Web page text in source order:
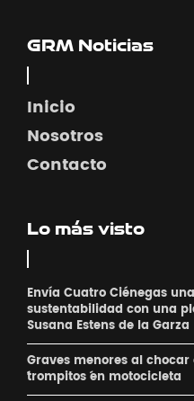
GRM Noticias
Inicio
Nosotros
Contacto
Lo más visto
Envía Cuatro Ciénegas
sustentabilidad con una
Susana Estens de la Garza
Graves menores al
´trompitos ´en motocicleta